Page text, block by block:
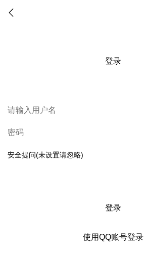
登录
安全提问(未设置请忽略)
登录
使用QQ账号登录